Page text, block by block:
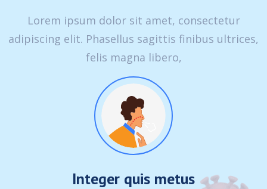
Lorem ipsum dolor sit amet, consectetur
adipiscing elit. Phasellus sagittis finibus ultrices,
felis magna libero,
Integer quis metus